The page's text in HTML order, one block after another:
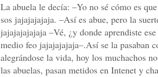
La abuela le decía: –Yo no sé cómo es
sos jajajajajaja. –Así es abue, pero la
jajajajajajaja –Vé, ¿y donde aprendiste
medio feo jajajajajaja–.Así se la pasaban
alegrándose la vida, hoy los muchachos
las abuelas, pasan metidos en Intenet y